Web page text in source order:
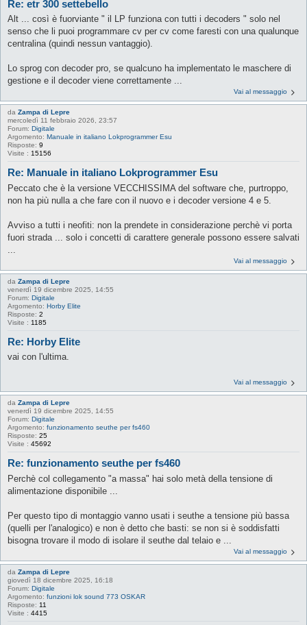
Re: etr 300 settebello
Alt ... così è fuorviante " il LP funziona con tutti i decoders " solo nel
senso che li puoi programmare cv per cv come faresti con una qualunque
centralina (quindi nessun vantaggio).
Lo sprog con decoder pro, se qualcuno ha implementato le maschere di
gestione e il decoder viene correttamente ...
Vai al messaggio
da Zampa di Lepre
mercoledì 11 febbraio 2026, 23:57
Forum: Digitale
Argomento: Manuale in italiano Lokprogrammer Esu
Risposte: 9
Visite : 15156
Re: Manuale in italiano Lokprogrammer Esu
Peccato che è la versione VECCHISSIMA del software che, purtroppo,
non ha più nulla a che fare con il nuovo e i decoder versione 4 e 5.
Avviso a tutti i neofiti: non la prendete in considerazione perchè vi porta
fuori strada ... solo i concetti di carattere generale possono essere salvati
Vai al messaggio
da Zampa di Lepre
venerdì 19 dicembre 2025, 14:55
Forum: Digitale
Argomento: Horby Elite
Risposte: 2
Visite : 1185
Re: Horby Elite
vai con l'ultima.
Vai al messaggio
da Zampa di Lepre
venerdì 19 dicembre 2025, 14:55
Forum: Digitale
Argomento: funzionamento seuthe per fs460
Risposte: 25
Visite : 45692
Re: funzionamento seuthe per fs460
Perchè col collegamento "a massa" hai solo metà della tensione di
alimentazione disponibile ...
Per questo tipo di montaggio vanno usati i seuthe a tensione più bassa
(quelli per l'analogico) e non è detto che basti: se non si è soddisfatti
bisogna trovare il modo di isolare il seuthe dal telaio e ...
Vai al messaggio
da Zampa di Lepre
giovedì 18 dicembre 2025, 16:18
Forum: Digitale
Argomento: funzioni lok sound 773 OSKAR
Risposte: 11
Visite : 4415